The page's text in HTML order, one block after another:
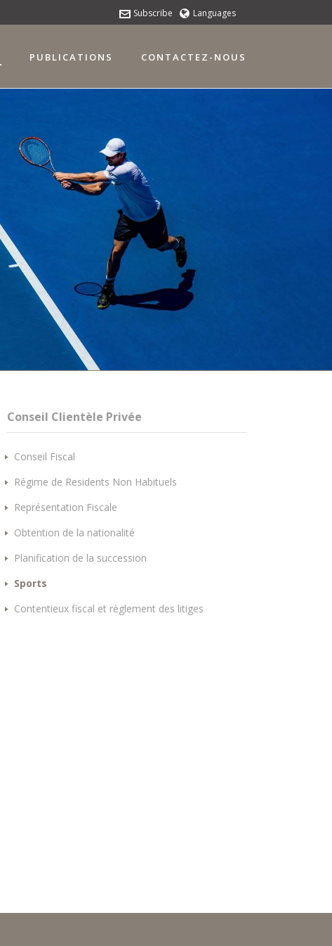
Languages
Subscribe
PUBLICATIONS CONTACTEZ-NOUS
Conseil Clientèle Privée
Conseil Fiscal
Régime de Residents Non Habituels
Représentation Fiscale
Obtention de la nationalité
Planification de la succession
Sports
Contentieux fiscal et règlement des litiges